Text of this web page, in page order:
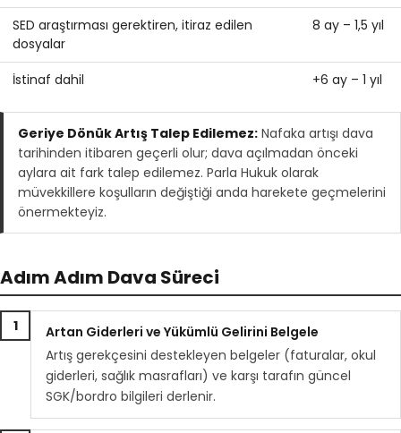
SED araştırması gerektiren, itiraz edilen
dosyalar
8 ay – 1,5 yıl
İstinaf dahil +6 ay – 1 yıl
Geriye Dönük Artış Talep Edilemez: Nafaka artışı dava
tarihinden itibaren geçerli olur; dava açılmadan önceki
aylara ait fark talep edilemez. Parla Hukuk olarak
müvekkillere koşulların değiştiği anda harekete geçmelerini
önermekteyiz.
Adım Adım Dava Süreci
1
Artan Giderleri ve Yükümlü Gelirini Belgele
Artış gerekçesini destekleyen belgeler (faturalar, okul
giderleri, sağlık masrafları) ve karşı tarafın güncel
SGK/bordro bilgileri derlenir.